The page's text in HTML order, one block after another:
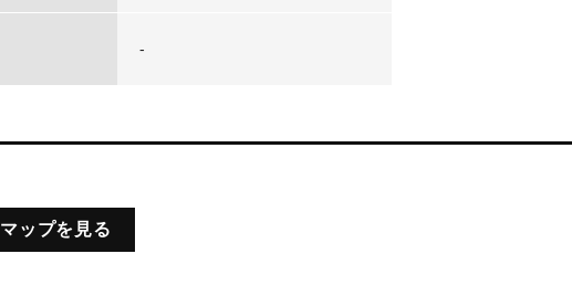
-
マップを見る